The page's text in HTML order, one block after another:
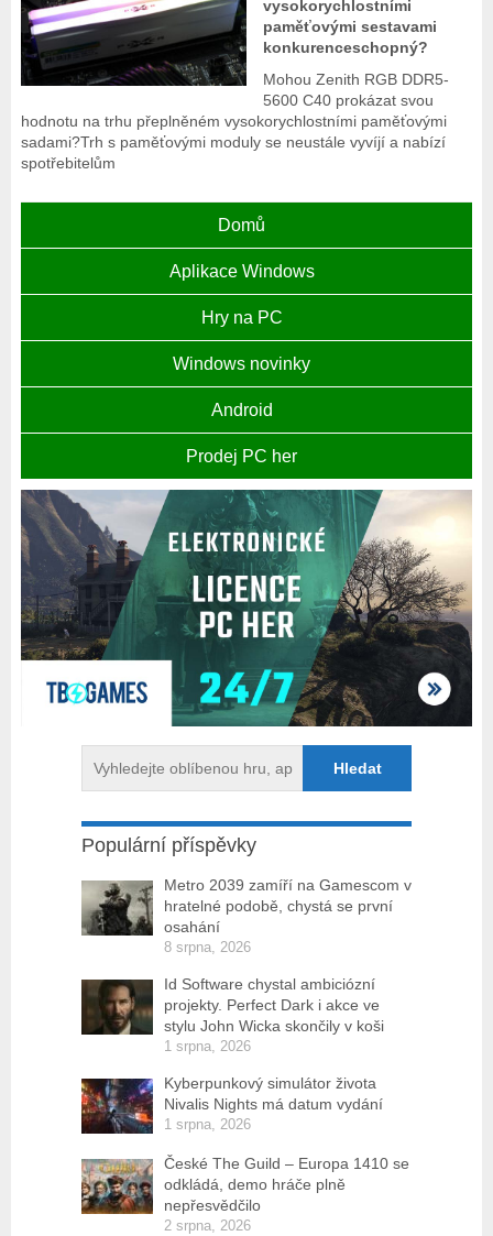
vysokorychlostními
paměťovými sestavami
konkurenceschopný?
Mohou Zenith RGB DDR5-
5600 C40 prokázat svou
hodnotu na trhu přeplněném vysokorychlostními paměťovými
sadami?Trh s paměťovými moduly se neustále vyvíjí a nabízí
spotřebitelům
Domů
Aplikace Windows
Hry na PC
Windows novinky
Android
Prodej PC her
Populární příspěvky
Metro 2039 zamíří na Gamescom v
hratelné podobě, chystá se první
osahání
8 srpna, 2026
Id Software chystal ambiciózní
projekty. Perfect Dark i akce ve
stylu John Wicka skončily v koši
1 srpna, 2026
Kyberpunkový simulátor života
Nivalis Nights má datum vydání
1 srpna, 2026
České The Guild – Europa 1410 se
odkládá, demo hráče plně
nepřesvědčilo
2 srpna, 2026